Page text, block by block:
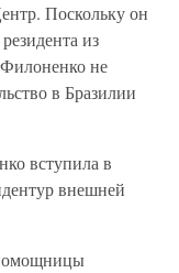
Поскольку он
из
не
в Бразилии
вступила в
внешней